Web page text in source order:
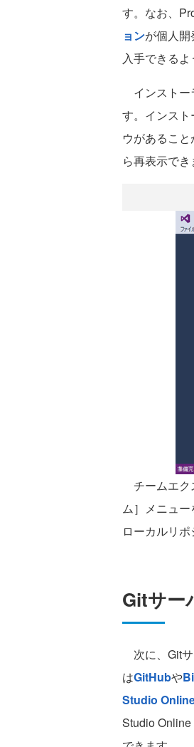
す。なお、
ョンが個人
入手できる
インストー
す。インス
ウがあるこ
ら再表示で
チームエク
ム］メニュ
ローカルリ
Gitサー
次に、Git
はGitHubや
Studio
Studio